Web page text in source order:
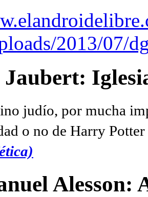
2013/07/
judío, por mucha
o no de Harry
Alesson: